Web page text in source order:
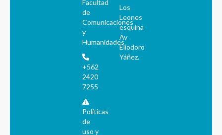
Facultad
de
Comunicaciones
y
Humanidades
+562
2420
7255
Políticas
de
uso y
Los
Leones
esquina
Av
Eliodoro
Yáñez.